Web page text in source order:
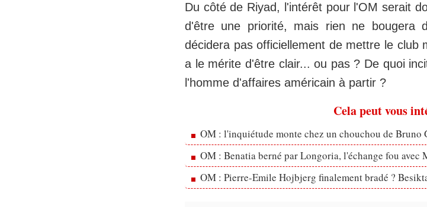
Du côté de Riyad, l'intérêt pour l'OM serait
d'être une priorité, mais rien ne bougera
décidera pas officiellement de mettre le club
a le mérite d'être clair... ou pas ? De quoi
l'homme d'affaires américain à partir ?
Cela peut vous
OM : l'inquiétude monte chez un chouchou de Bruno
OM : Benatia berné par Longoria, l'échange fou avec
OM : Pierre-Emile Hojbjerg finalement bradé ?